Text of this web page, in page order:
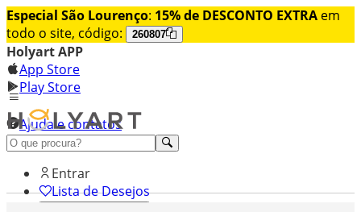
Especial São Lourenço: 15% de DESCONTO EXTRA em
todo o site, código:
260807
Holyart APP
App Store
Play Store
Ajuda e contatos
Conheça premium
Entrar
Lista de Desejos